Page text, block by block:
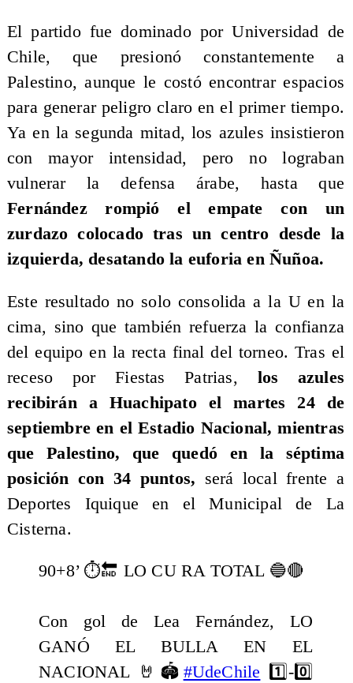
El partido fue dominado por Universidad de
Chile, que presionó constantemente a
Palestino, aunque le costó encontrar espacios
para generar peligro claro en el primer tiempo.
Ya en la segunda mitad, los azules insistieron
con mayor intensidad, pero no lograban
vulnerar la defensa árabe, hasta que
Fernández rompió el empate con un
zurdazo colocado tras un centro desde la
izquierda, desatando la euforia en Ñuñoa.
Este resultado no solo consolida a la U en la
cima, sino que también refuerza la confianza
del equipo en la recta final del torneo. Tras el
receso por Fiestas Patrias, los azules
recibirán a Huachipato el martes 24 de
septiembre en el Estadio Nacional, mientras
que Palestino, que quedó en la séptima
posición con 34 puntos, será local frente a
Deportes Iquique en el Municipal de La
Cisterna.
90+8’ ⏱️🔚 LO CU RA TOTAL 🔵🔴
Con gol de Lea Fernández, LO
GANÓ EL BULLA EN EL
NACIONAL 🤘🏟️ #UdeChile 1️⃣-0️⃣